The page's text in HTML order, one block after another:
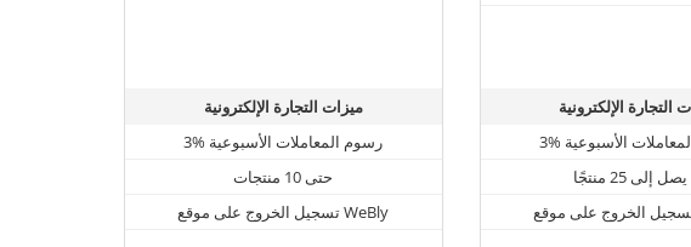
ميزات التجارة الإلكترونية
3% رسوم المعاملات الأسبوعية
حتى 10 منتجات
تسجيل الخروج على موقع WeBly
التجارة الإلكترونية
الأسبوعية
إلى 25 منتجًا